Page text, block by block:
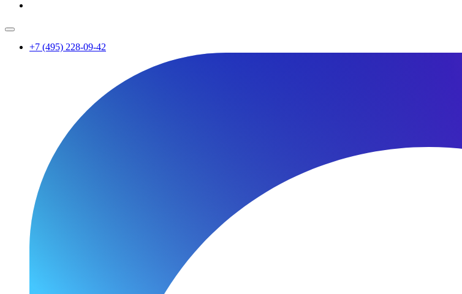
+7 (495) 228-09-42